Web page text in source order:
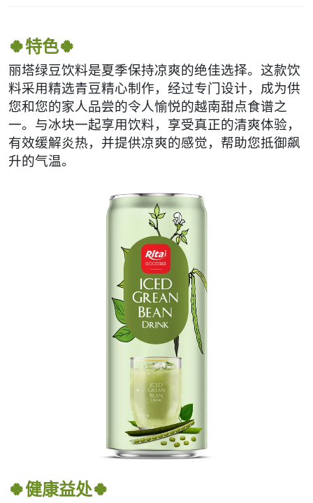
🍀特色🍀
丽塔绿豆饮料是夏季保持凉爽的绝佳选择。这款饮
料采用精选青豆精心制作，经过专门设计，成为供
您和您的家人品尝的令人愉悦的越南甜点食谱之
一。与冰块一起享用饮料，享受真正的清爽体验，
有效缓解炎热，并提供凉爽的感觉，帮助您抵御飙
升的气温。
🍀健康益处🍀